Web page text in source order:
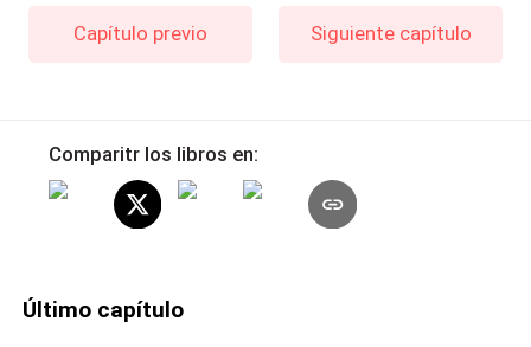
Capítulo previo Siguiente capítulo
Comparitr los libros en:
Último capítulo